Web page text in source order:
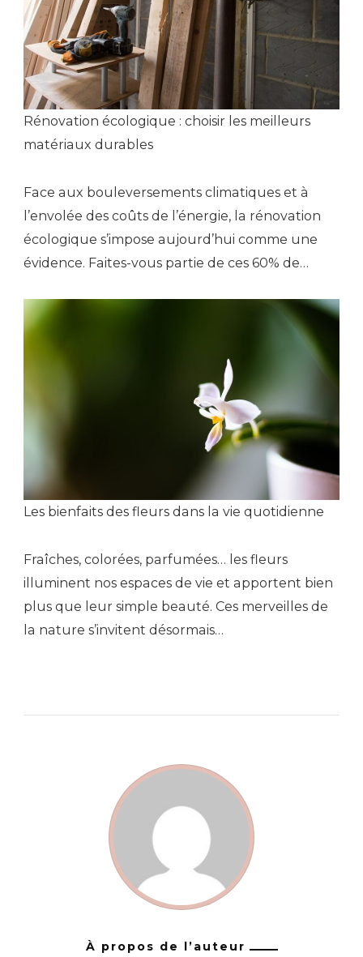
Rénovation écologique : choisir les meilleurs
matériaux durables
Face aux bouleversements climatiques et à
l’envolée des coûts de l’énergie, la rénovation
écologique s’impose aujourd’hui comme une
évidence. Faites-vous partie de ces 60% de…
Les bienfaits des fleurs dans la vie quotidienne
Fraîches, colorées, parfumées… les fleurs
illuminent nos espaces de vie et apportent bien
plus que leur simple beauté. Ces merveilles de
la nature s’invitent désormais…
À propos de l’auteur